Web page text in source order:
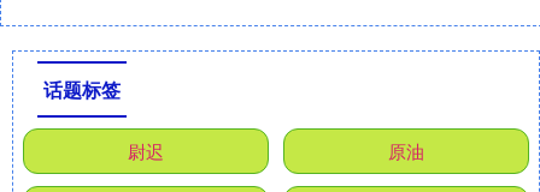
话题标签
尉迟 原油